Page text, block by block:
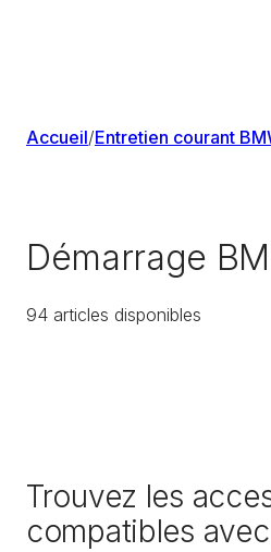
Accueil/Entretien courant
Démarrage
94 articles disponibles
Trouvez les
compatibles